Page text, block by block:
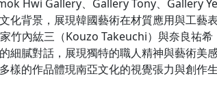
Hwi Gallery、Gallery Tony、Gallery
化背景，展現韓國藝術在材質應用與工藝
竹內紘三（Kouzo Takeuchi）與奈良祐
細膩對話，展現獨特的職人精神與藝術
樣的作品體現南亞文化的視覺張力與創作